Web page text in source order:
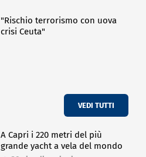
"Rischio terrorismo con uova
crisi Ceuta"
VEDI TUTTI
A Capri i 220 metri del più
grande yacht a vela del mondo